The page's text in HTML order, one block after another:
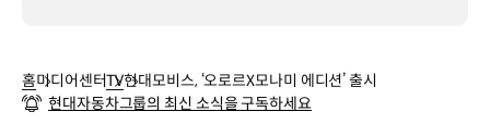
홈미디어센터TV현대모비스, ‘오로르X모나미 에디션’ 출시
현대자동차그룹의 최신 소식을 구독하세요